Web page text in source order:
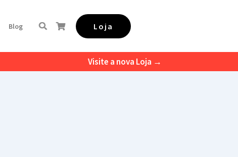
Blog Loja
Visite a nova Loja →